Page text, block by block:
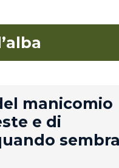
manicomio
e di